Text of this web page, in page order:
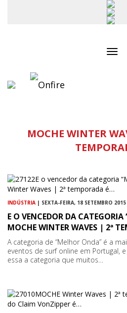
MOCHE WINTER
INDÚSTRIA | SEXTA-FEIRA, 18 SETEMBRO 2015
E O VENCEDOR DA
MOCHE WINTER WAVES | 2ª
A categoria de “Melhor Onda” é a
eventos de surf online em Portugal,
essa a categoria que muitos…